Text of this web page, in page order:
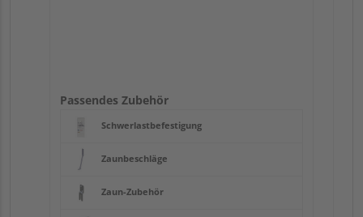
Passendes Zubehör
Schwerlastbefestigung
Zaunbeschläge
Zaun-Zubehör